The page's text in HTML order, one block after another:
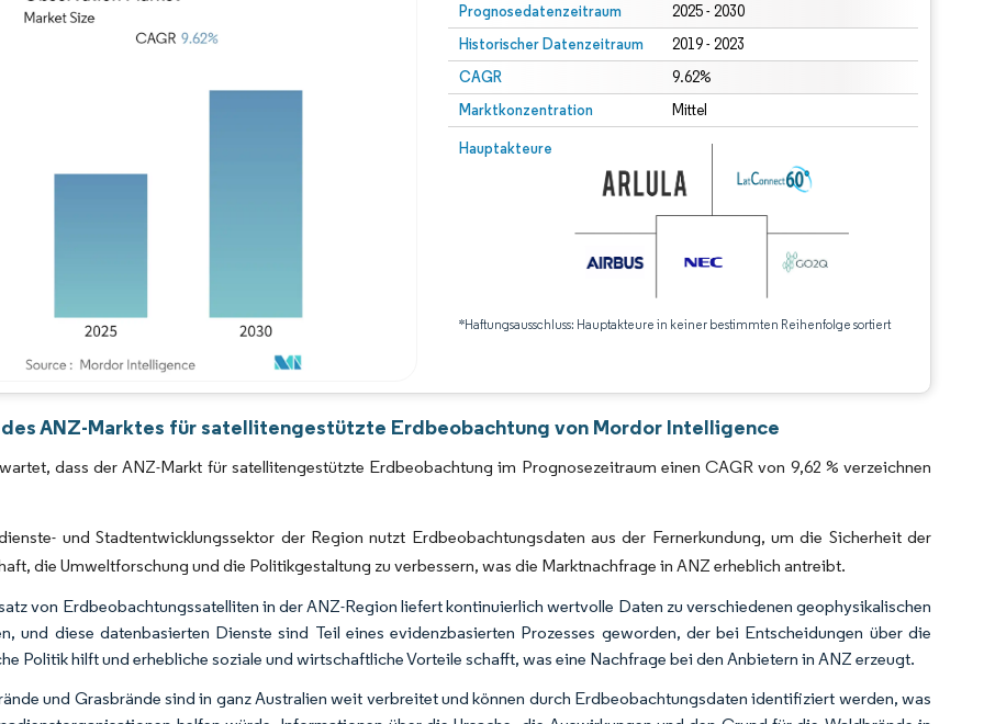
Prognosedatenzeitraum 2025 - 2030
Historischer Datenzeitraum 2019 - 2023
CAGR 9.62%
Marktkonzentration Mittel
Hauptakteure
*Haftungsausschluss: Hauptakteure in keiner bestimmten Reihenfolge sortiert
ANZ-Marktes für satellitengestützte Erdbeobachtung von Mordor Intelligence
dass der ANZ-Markt für satellitengestützte Erdbeobachtung im Prognosezeitraum einen CAGR von 9,62 % verzeichnen
und Stadtentwicklungssektor der Region nutzt Erdbeobachtungsdaten aus der Fernerkundung, um die Sicherheit der
die Umweltforschung und die Politikgestaltung zu verbessern, was die Marktnachfrage in ANZ erheblich antreibt.
von Erdbeobachtungssatelliten in der ANZ-Region liefert kontinuierlich wertvolle Daten zu verschiedenen geophysikalischen
und diese datenbasierten Dienste sind Teil eines evidenzbasierten Prozesses geworden, der bei Entscheidungen über die
Politik hilft und erhebliche soziale und wirtschaftliche Vorteile schafft, was eine Nachfrage bei den Anbietern in ANZ erzeugt.
und Grasbrände sind in ganz Australien weit verbreitet und können durch Erdbeobachtungsdaten identifiziert werden, was